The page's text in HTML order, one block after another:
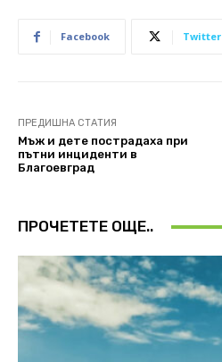
Facebook Twitter
ПРЕДИШНА СТАТИЯ
Мъж и дете пострадаха при
пътни инциденти в
Благоевград
ПРОЧЕТЕТЕ ОЩЕ..